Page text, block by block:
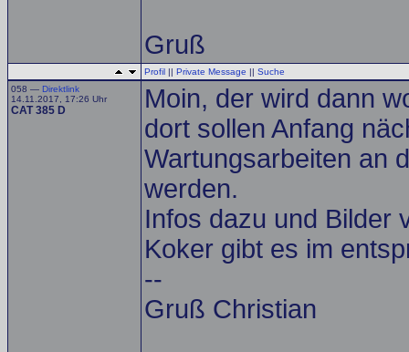
Gruß
Profil || Private Message || Suche
058 — Direktlink
14.11.2017, 17:26 Uhr
CAT 385 D
Moin, der wird dann
dort sollen Anfang
Wartungsarbeiten an
werden.
Infos dazu und Bilder
Koker gibt es im
--
Gruß Christian